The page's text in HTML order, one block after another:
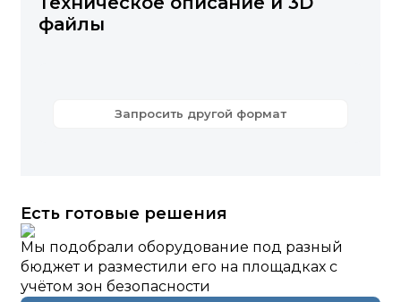
файлы
Запросить другой формат
Есть готовые решения
Мы подобрали оборудование под разный
бюджет и разместили его на площадках с
учётом зон безопасности